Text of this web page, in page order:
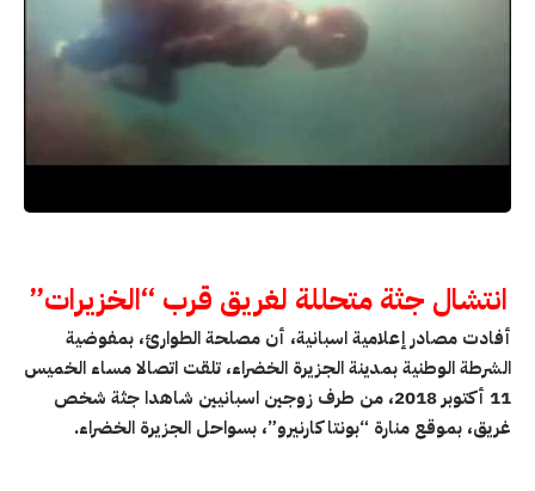
انتشال جثة متحللة لغريق قرب “الخزيرات”
أفادت مصادر إعلامية اسبانية، أن مصلحة الطوارئ، بمفوضية
الشرطة الوطنية بمدينة الجزيرة الخضراء، تلقت اتصالا مساء الخميس
11 أكتوبر 2018، من طرف زوجين اسبانيين شاهدا جثة شخص
غريق، بموقع منارة “بونتا كارنيرو”، بسواحل الجزيرة الخضراء.